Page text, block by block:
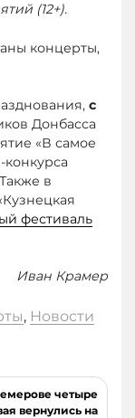
(12+).
концерты,
с
Донбасса
«В самое
в
фестиваль
Иван Крамер
, Новости
четыре
вернулись на